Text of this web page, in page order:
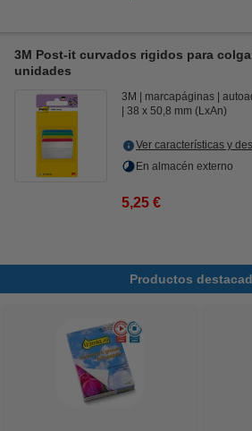
3M Post-it curvados rigidos para
unidades
3M marcapáginas
38 x 50,8 mm (LxAn)
Ver características y
En almacén externo
5,25 €
Productos